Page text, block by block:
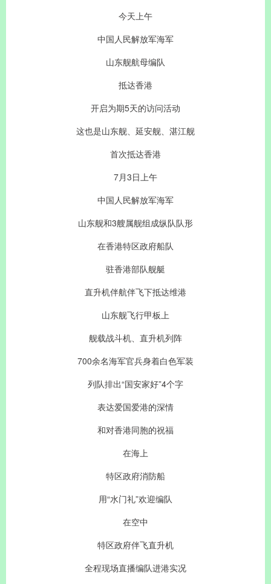
今天上午
中国人民解放军海军
山东舰航母编队
抵达香港
开启为期5天的访问活动
这也是山东舰、延安舰、湛江舰
首次抵达香港
7月3日上午
中国人民解放军海军
山东舰和3艘属舰组成纵队队形
在香港特区政府船队
驻香港部队舰艇
直升机伴航伴飞下抵达维港
山东舰飞行甲板上
舰载战斗机、直升机列阵
700余名海军官兵身着白色军装
列队排出“国安家好”4个字
表达爱国爱港的深情
和对香港同胞的祝福
在海上
特区政府消防船
用“水门礼”欢迎编队
在空中
特区政府伴飞直升机
全程现场直播编队进港实况